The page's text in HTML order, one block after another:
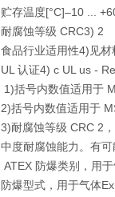
贮存温度[°C]–10 ...
耐腐蚀等级 CRC3) 2
食品行业适用性4)见材
UL 认证4) c UL us -
1)括号内数值适用于
2)括号内数值适用于
3)耐腐蚀等级 CRC 2
中度耐腐蚀能力。有
ATEX 防爆类别，用
防爆型式，用于气体